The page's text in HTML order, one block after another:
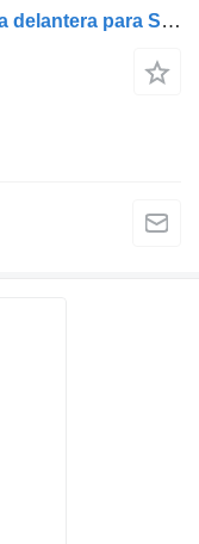
Carcasă Far Dreapta Autobuz fascia delantera para Solaris camión